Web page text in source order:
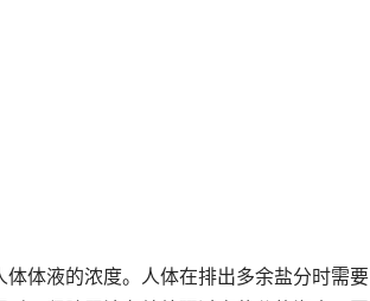
体液的浓度。人体在排出多余盐分时需要